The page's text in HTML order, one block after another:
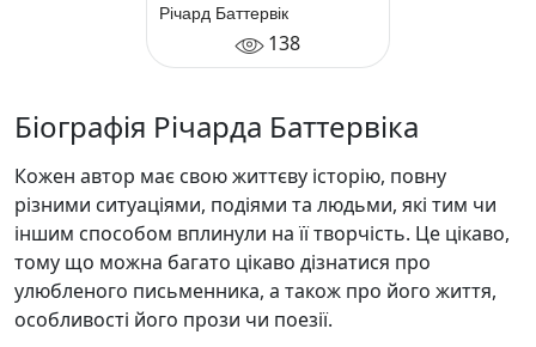
Річард Баттервік
138
Біографія Річарда Баттервіка
Кожен автор має свою життєву історію, повну
різними ситуаціями, подіями та людьми, які тим чи
іншим способом вплинули на її творчість. Це цікаво,
тому що можна багато цікаво дізнатися про
улюбленого письменника, а також про його життя,
особливості його прози чи поезії.